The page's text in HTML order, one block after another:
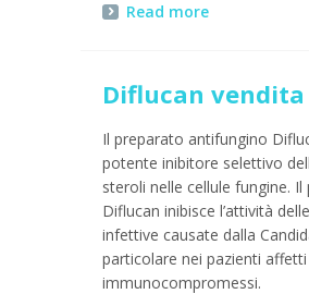
Read more
Diflucan
Il preparato antifungino
potente inibitore selettivo
steroli nelle cellule fungine. Il
Diflucan inibisce l’attività
infettive causate dalla
particolare nei pazienti affetti
immunocompromessi.